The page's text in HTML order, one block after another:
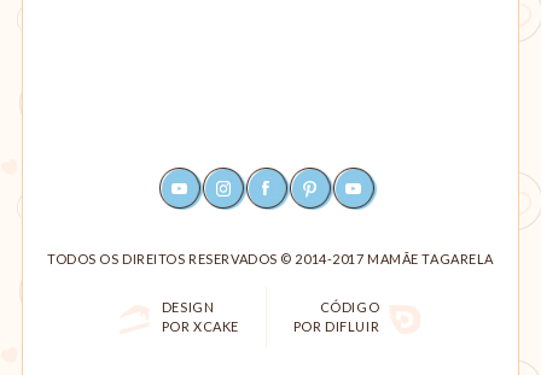
YOUTUBEINSTAGRAMFACEBOOKPINTEREST
TODOS OS DIREITOS RESERVADOS © 2014-2017 MAMÃE TAGARELA
DESIGN
POR XCAKE
CÓDIGO
POR DIFLUIR